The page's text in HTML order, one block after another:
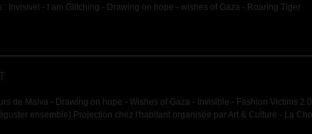
Invisivel - I am Glitching - Drawing on hope - wishes of Gaza - Roaring Tiger
de Malva - Drawing on hope - Wishes of Gaza - Invisible - Fashion Victims
ensemble) Projection chez l'habitant organisée par Art & Culture - La